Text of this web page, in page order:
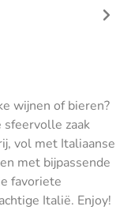
wijnen of bieren?
sfeervolle zaak
vol met Italiaanse
met bijpassende
favoriete
Italië. Enjoy!